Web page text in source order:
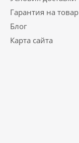
Гарантия на товар
Блог
Карта сайта